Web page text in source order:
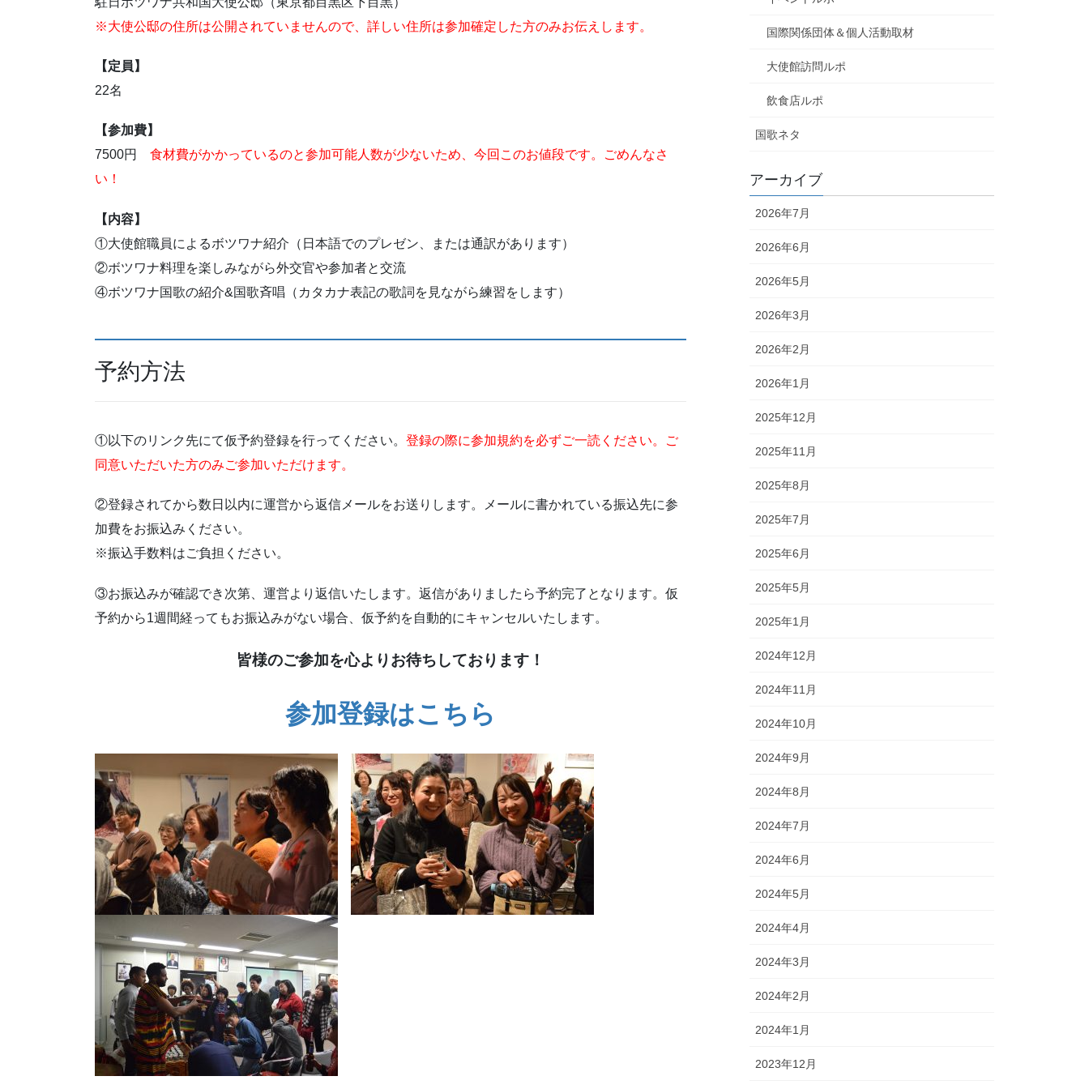
※大使公邸の住所は公開されていませんので、詳しい住所は参加確定した方のみお伝えします。
【定員】
22名
【参加費】
7500円 食材費がかかっているのと参加可能人数が少ないため、今回このお値段です。ごめんなさ
い！
【内容】
①大使館職員によるボツワナ紹介（日本語でのプレゼン、または通訳があります）
②ボツワナ料理を楽しみながら外交官や参加者と交流
④ボツワナ国歌の紹介&国歌斉唱（カタカナ表記の歌詞を見ながら練習をします）
予約方法
①以下のリンク先にて仮予約登録を行ってください。 登録の際に参加規約を必ずご一読ください。ご
同意いただいた方のみご参加いただけます。
②登録されてから数日以内に運営から返信メールをお送りします。メールに書かれている振込先に参
加費をお振込みください。
※振込手数料はご負担ください。
③お振込みが確認でき次第、運営より返信いたします。返信がありましたら予約完了となります。仮
予約から1週間経ってもお振込みがない場合、仮予約を自動的にキャンセルいたします。
皆様のご参加を心よりお待ちしております！
参加登録はこちら
国際関係団体＆個人活動取材
大使館訪問ルポ
飲食店ルポ
国歌ネタ
アーカイブ
2026年7月
2026年6月
2026年5月
2026年3月
2026年2月
2026年1月
2025年12月
2025年11月
2025年8月
2025年7月
2025年6月
2025年5月
2025年1月
2024年12月
2024年11月
2024年10月
2024年9月
2024年8月
2024年7月
2024年6月
2024年5月
2024年4月
2024年3月
2024年2月
2024年1月
2023年12月